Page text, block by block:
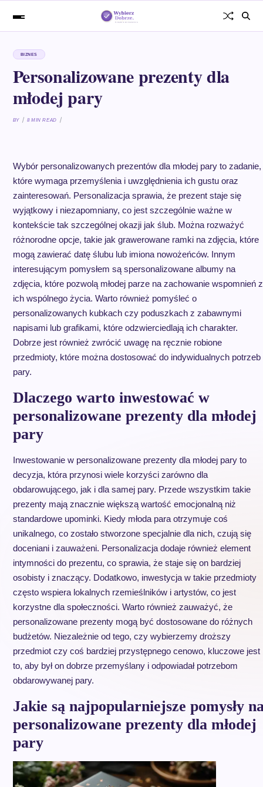
BIZNES
Personalizowane prezenty dla
młodej pary
BY 8 MIN READ
Wybór personalizowanych prezentów dla młodej pary to zadanie,
które wymaga przemyślenia i uwzględnienia ich gustu oraz
zainteresowań. Personalizacja sprawia, że prezent staje się
wyjątkowy i niezapomniany, co jest szczególnie ważne w
kontekście tak szczególnej okazji jak ślub. Można rozważyć
różnorodne opcje, takie jak grawerowane ramki na zdjęcia, które
mogą zawierać datę ślubu lub imiona nowożeńców. Innym
interesującym pomysłem są spersonalizowane albumy na
zdjęcia, które pozwolą młodej parze na zachowanie wspomnień z
ich wspólnego życia. Warto również pomyśleć o
personalizowanych kubkach czy poduszkach z zabawnymi
napisami lub grafikami, które odzwierciedlają ich charakter.
Dobrze jest również zwrócić uwagę na ręcznie robione
przedmioty, które można dostosować do indywidualnych potrzeb
pary.
Dlaczego warto inwestować w
personalizowane prezenty dla młodej
pary
Inwestowanie w personalizowane prezenty dla młodej pary to
decyzja, która przynosi wiele korzyści zarówno dla
obdarowującego, jak i dla samej pary. Przede wszystkim takie
prezenty mają znacznie większą wartość emocjonalną niż
standardowe upominki. Kiedy młoda para otrzymuje coś
unikalnego, co zostało stworzone specjalnie dla nich, czują się
doceniani i zauważeni. Personalizacja dodaje również element
intymności do prezentu, co sprawia, że staje się on bardziej
osobisty i znaczący. Dodatkowo, inwestycja w takie przedmioty
często wspiera lokalnych rzemieślników i artystów, co jest
korzystne dla społeczności. Warto również zauważyć, że
personalizowane prezenty mogą być dostosowane do różnych
budżetów. Niezależnie od tego, czy wybierzemy droższy
przedmiot czy coś bardziej przystępnego cenowo, kluczowe jest
to, aby był on dobrze przemyślany i odpowiadał potrzebom
obdarowywanej pary.
Jakie są najpopularniejsze pomysły
personalizowane prezenty dla młodej
pary